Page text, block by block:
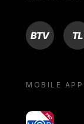
BTV TL
MOBILE APP
yoU@B